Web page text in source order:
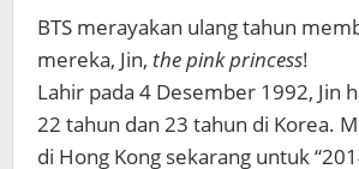
BTS merayakan ulang tahun
mereka, Jin, the pink princess!
Lahir pada 4 Desember 1992, Jin
22 tahun dan 23 tahun di Korea.
di Hong Kong sekarang untuk